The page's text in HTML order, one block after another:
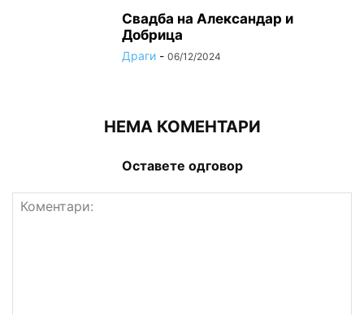
Свадба на Александар и
Добрица
Драги - 06/12/2024
НЕМА КОМЕНТАРИ
Оставете одговор